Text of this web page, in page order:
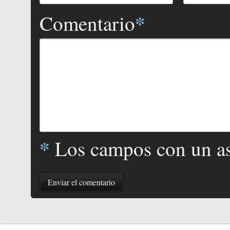
Comentario*
* Los campos con un
Enviar el comentario